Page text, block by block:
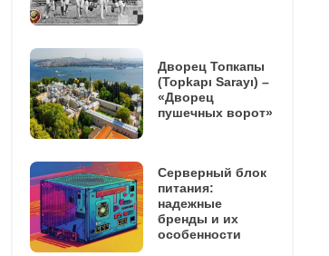
Дворец Топкапы
(Topkapı Sarayı) –
«Дворец
пушечных ворот»
Серверный блок
питания:
надежные
бренды и их
особенности